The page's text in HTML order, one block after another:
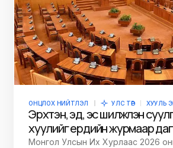
ОНЦЛОХ НИЙТЛЭЛ УЛС ТӨР ХУУЛЬ
Эрхтэн, эд, эс шилжүүлэн
хуулийг ердийн журмаар
Монгол Улсын Их Хурлаас 2026